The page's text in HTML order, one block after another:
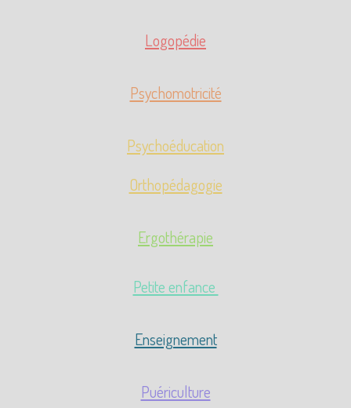
Logopédie
Psychomotricité
Psychoéducation
Orthopédagogie
Ergothérapie
Petite enfance
Enseignement
Puériculture